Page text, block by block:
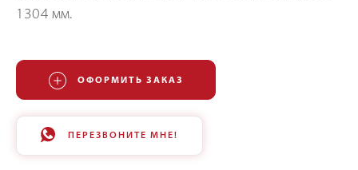
1304 мм.
ОФОРМИТЬ ЗАКАЗ
ПЕРЕЗВОНИТЕ МНЕ!